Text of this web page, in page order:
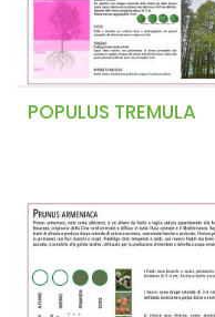
POPULUS TREMULA